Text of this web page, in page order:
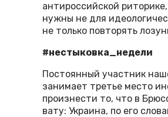
антироссийской
нужны не для
не только повторять
#нестыковка_недели
Постоянный участник
занимает третье место
произнести то, что в
вату: Украина, по его